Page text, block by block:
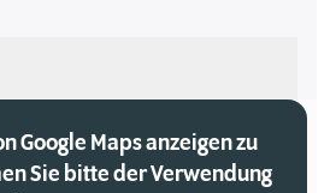
Google Maps anzeigen zu
Sie bitte der Verwendung